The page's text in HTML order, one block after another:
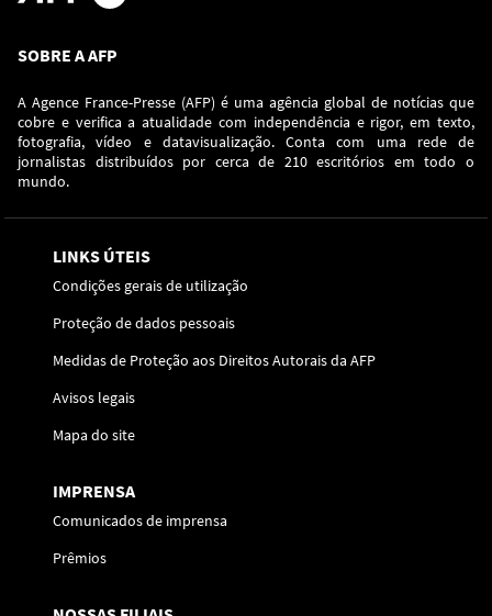
SOBRE A AFP
A Agence France-Presse (AFP) é uma agência global de notícias que
cobre e verifica a atualidade com independência e rigor, em texto,
fotografia, vídeo e datavisualização. Conta com uma rede de
jornalistas distribuídos por cerca de 210 escritórios em todo o
mundo.
LINKS ÚTEIS
Condições gerais de utilização
Proteção de dados pessoais
Medidas de Proteção aos Direitos Autorais da AFP
Avisos legais
Mapa do site
IMPRENSA
Comunicados de imprensa
Prêmios